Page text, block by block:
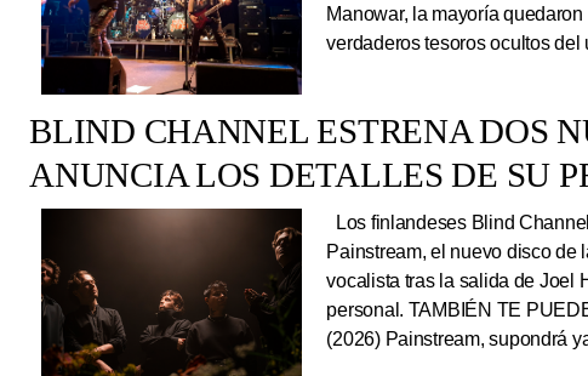
Manowar, la mayoría
verdaderos tesoros ocultos
BLIND CHANNEL ESTRENA DOS
ANUNCIA LOS DETALLES DE SU
Los finlandeses Blind
Painstream, el nuevo disco de
vocalista tras la salida de Joel
personal. TAMBIÉN TE
(2026) Painstream, supondrá